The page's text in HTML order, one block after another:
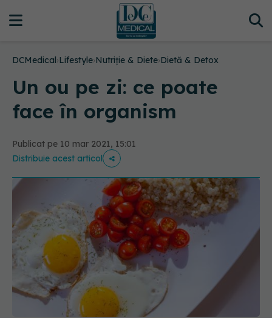
DCMedical›Lifestyle›Nutriție & Diete›Dietă & Detox
Un ou pe zi: ce poate
face în organism
Publicat pe 10 mar 2021, 15:01
Distribuie acest articol